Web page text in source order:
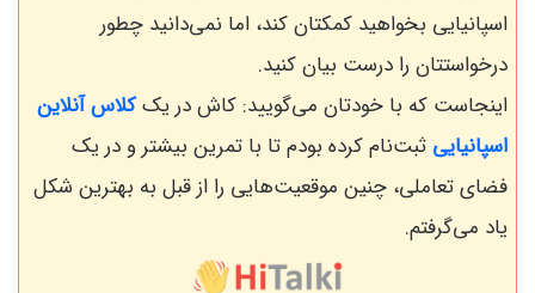
اسپانیایی بخواهید کمکتان کند، اما نمی‌دانید چطور
درخواستتان را درست بیان کنید.
اینجاست که با خودتان می‌گویید: کاش در یککلاس آنلاین
اسپانیایی ثبت‌نام کرده بودم تا با تمرین بیشتر و در یک
فضای تعاملی، چنین موقعیت‌هایی را از قبل به بهترین شکل
یاد می‌گرفتم.